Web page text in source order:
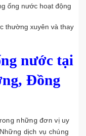
ống nước hoạt động
thường xuyên và thay
nước tại
Đồng
những đơn vị uy
dịch vụ chúng